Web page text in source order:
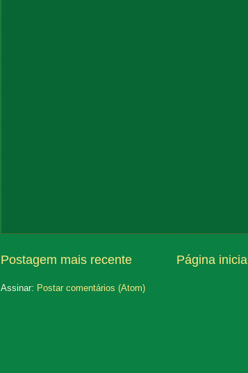
Postagem mais recente Página inicial
Assinar: Postar comentários (Atom)